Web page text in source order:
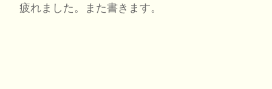
疲れました。また書きます。